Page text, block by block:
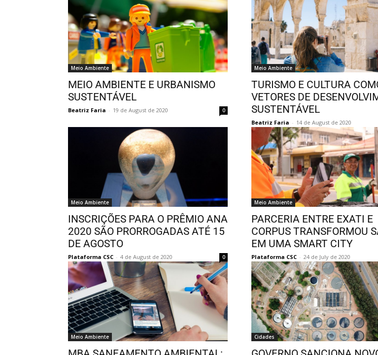
Meio Ambiente
MEIO AMBIENTE E URBANISMO
SUSTENTÁVEL
Beatriz Faria - 19 de August de 2020 0
Meio Ambiente
TURISMO E CULTURA
VETORES DE
SUSTENTÁVEL
Beatriz Faria - 14 de August de 2020
Meio Ambiente
INSCRIÇÕES PARA O PRÊMIO ANA
2020 SÃO PRORROGADAS ATÉ 15
DE AGOSTO
Plataforma CSC - 4 de August de 2020 0
Meio Ambiente
PARCERIA ENTRE EXATI E
CORPUS TRANSFORMOU
EM UMA SMART CITY
Plataforma CSC - 24 de July de 2020
Meio Ambiente Cidades